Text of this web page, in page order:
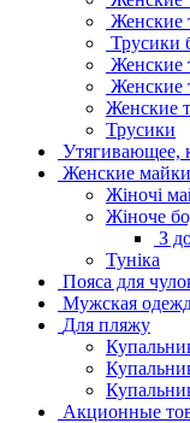
Женские
Трусики
Женские
Женские
Женские
Трусики
Утягивающее,
Женские
Жіночі
Жіноче
З
Туніка
Пояса для
Мужская
Для пляжу
Акционные